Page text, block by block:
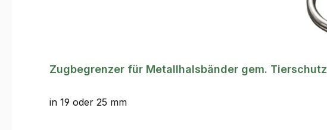
Zugbegrenzer für Metallhalsbänder gem. Tierschutz
in 19 oder 25 mm